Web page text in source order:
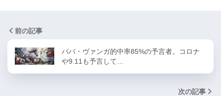
前の記事
ババ・ヴァンガ的中率85%の予言者。コロナ
や9.11も予言して…
次の記事